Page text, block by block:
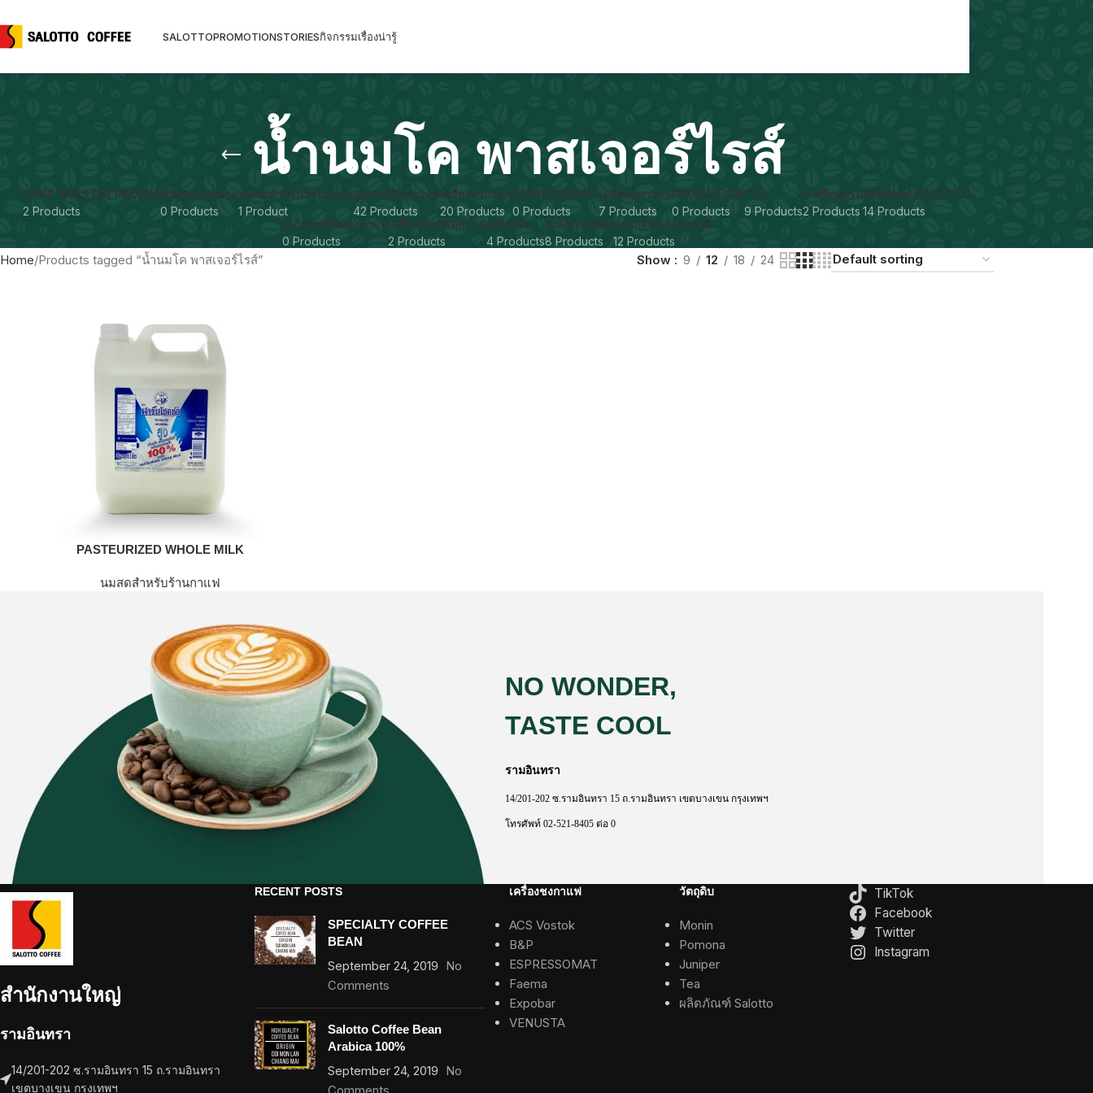
SALOTTOPROMOTIONSTORIESกิจกรรมเรื่องน่ารู้
น้ำนมโค พาสเจอร์ไรส์
SHOP ROASTER PROBAT
2 Products
ตัวแทนจำหน่าย
0 Products
นมสดสำหรับร้านกาแฟ
1 Product
อุปกรณ์ร้านกาแฟ
42 Products
เครื่องชงกาแฟ
20 Products
ESPRESSOMAT
0 Products
เครื่องบดกาแฟ
7 Products
PROMOTION
0 Products
TEA
9 Products
การฝึกอบรม
2 Products
ผลิตภัณฑ์ SALOTTO
14 Products
อะไหล่เครื่องชงกาแฟ
0 Products
เครื่องคั่วเมล็ดกาแฟ
2 Products
เครื่องปั่น
4 Products
เมล็ดกาแฟคั่ว
8 Products
แต่งกลิ่นและรสชาติ
12 Products
Home Products tagged “น้ำนมโค พาสเจอร์ไรส์” Show 9 12 18 24
PASTEURIZED WHOLE MILK
นมสดสำหรับร้านกาแฟ
NO WONDER,
TASTE COOL
รามอินทรา
14/201-202 ซ.รามอินทรา 15 ถ.รามอินทรา เขตบางเขน กรุงเทพฯ
โทรศัพท์ 02-521-8405 ต่อ 0
สำนักงานใหญ่
รามอินทรา
14/201-202 ซ.รามอินทรา 15 ถ.รามอินทรา
เขตบางเขน กรุงเทพฯ
RECENT POSTS
SPECIALTY COFFEE
BEAN
September 24, 2019 No
Comments
Salotto Coffee Bean
Arabica 100%
September 24, 2019 No
เครื่องชงกาแฟ
ACS Vostok
B&P
ESPRESSOMAT
Faema
Expobar
VENUSTA
วัตถุดิบ
Monin
Pomona
Juniper
Tea
ผลิตภัณฑ์ Salotto
TikTok
Facebook
Twitter
Instagram